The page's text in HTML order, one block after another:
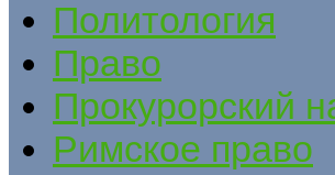
Политология
Право
Прокурорский
Римское право